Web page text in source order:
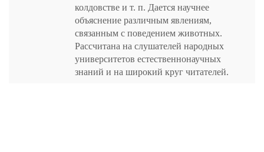
колдовстве и т. п. Дается научнее
объяснение различным явлениям,
связанным с поведением животных.
Рассчитана на слушателей народных
университетов естественнонаучных
знаний и на широкий круг читателей.